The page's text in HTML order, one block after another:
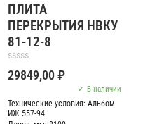
ПЛИТА
ПЕРЕКРЫТИЯ НВКУ
81-12-8
Оценка
0
29849,00₽
В наличии
Технические условия: Альбом
ИЖ 557-94